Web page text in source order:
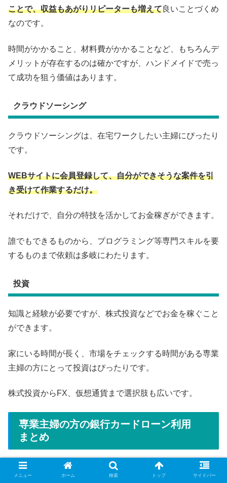
ことで、収益もあがりリピーターも増えて良いことづくめ
なのです。
時間がかかること、材料費がかかることなど、もちろんデ
メリットが存在するのは確かですが、ハンドメイドで売っ
て成功を狙う価値はあります。
クラウドソーシング
クラウドソーシングは、在宅ワークしたい主婦にぴったり
です。
WEBサイトに会員登録して、自分ができそうな案件を引
き受けて作業するだけ。
それだけで、自分の特技を活かしてお金稼ぎができます。
誰でもできるものから、プログラミング等専門スキルを要
するものまで依頼は多岐にわたります。
投資
知識と経験が必要ですが、株式投資などでお金を稼ぐこと
ができます。
家にいる時間が長く、市場をチェックする時間がある専業
主婦の方にとって投資はぴったりです。
株式投資からFX、仮想通貨まで選択肢も広いです。
専業主婦の方の銀行カードローン利用
まとめ
今回の主題は、専業主婦の方が銀行カードローンでお金を
メニュー ホーム 検索 トップ サイドバー